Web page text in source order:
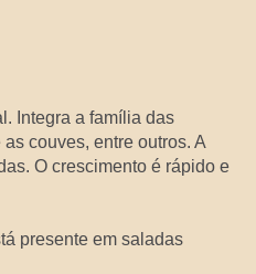
Integra a família das
couves, entre outros. A
O crescimento é rápido e
presente em saladas